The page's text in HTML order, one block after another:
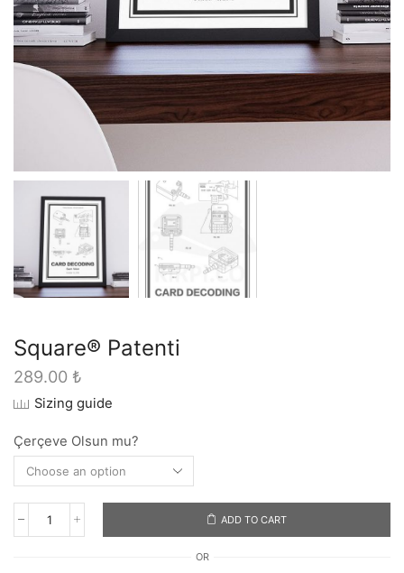
Square® Patenti
289.00 ₺
Sizing guide
Çerçeve Olsun mu?
Square®
ADD TO CART
OR